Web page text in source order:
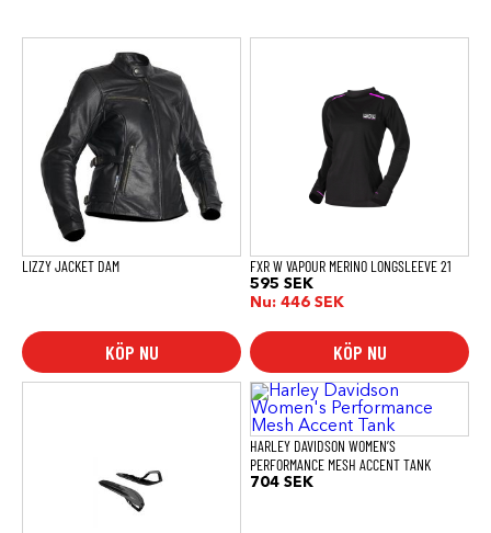
LIZZY JACKET DAM
KÖP NU
FXR W VAPOUR MERINO LONGSLEEVE 21
595 SEK
Nu: 446 SEK
KÖP NU
alternativen
produktsidan
HARLEY DAVIDSON WOMEN’S
PERFORMANCE MESH ACCENT TANK
704 SEK
Den
här
produkten
har
flera
varianter.